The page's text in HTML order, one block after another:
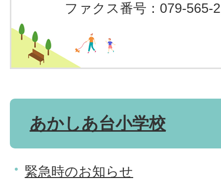
ファクス番号：079-565-
あかしあ台小学校
緊急時のお知らせ